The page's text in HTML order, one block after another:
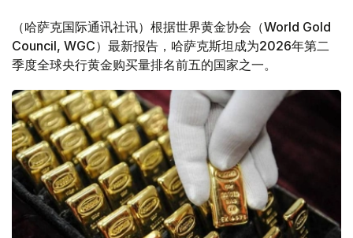
（哈萨克国际通讯社讯）根据世界黄金协会（World Gold
Council, WGC）最新报告，哈萨克斯坦成为2026年第二
季度全球央行黄金购买量排名前五的国家之一。